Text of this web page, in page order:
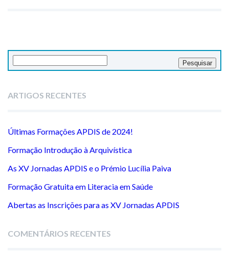
Pesquisar
por:
ARTIGOS RECENTES
Últimas Formações APDIS de 2024!
Formação Introdução à Arquivística
As XV Jornadas APDIS e o Prémio Lucília Paiva
Formação Gratuita em Literacia em Saúde
Abertas as Inscrições para as XV Jornadas APDIS
COMENTÁRIOS RECENTES